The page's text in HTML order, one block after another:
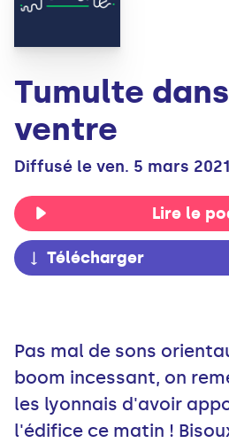
Tumulte
ventre
Diffusé le ven. 5 mars 2021
Lire le
Télécharger
Pas mal de sons
boom incessant, on
les lyonnais d'avoir
l'édifice ce matin !